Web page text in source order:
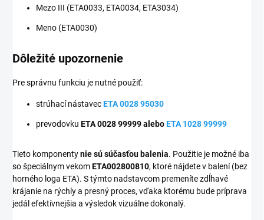
Mezo III (ETA0033, ETA0034, ETA3034)
Meno (ETA0030)
Dôležité upozornenie
Pre správnu funkciu je nutné použiť:
strúhací nástavecETA 0028 95030
prevodovku ETA 0028 99999 aleboETA 1028 99999
Tieto komponentynie sú súčasťou balenia. Použitie je možné iba
so špeciálnym vekomETA002800810, ktoré nájdete v balení (bez
horného loga ETA). S týmto nadstavcom premeníte zdĺhavé
krájanie na rýchly a presný proces, vďaka ktorému bude príprava
jedál efektívnejšia a výsledok vizuálne dokonalý.